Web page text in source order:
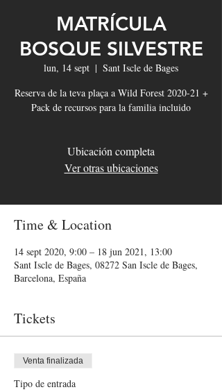
MATRÍCULA
BOSQUE SILVESTRE
lun, 14 sept
  |
Sant Iscle de Bages
Reserva de la teva plaça a Wild Forest 2020-21 +
Pack de recursos para la familia incluido
Ubicación completa
Ver otras ubicaciones
Time & Location
14 sept 2020, 9:00 – 18 jun 2021, 13:00
Sant Iscle de Bages, 08272 San Iscle de Bages,
Barcelona, España
Tickets
Venta finalizada
Tipo de entrada